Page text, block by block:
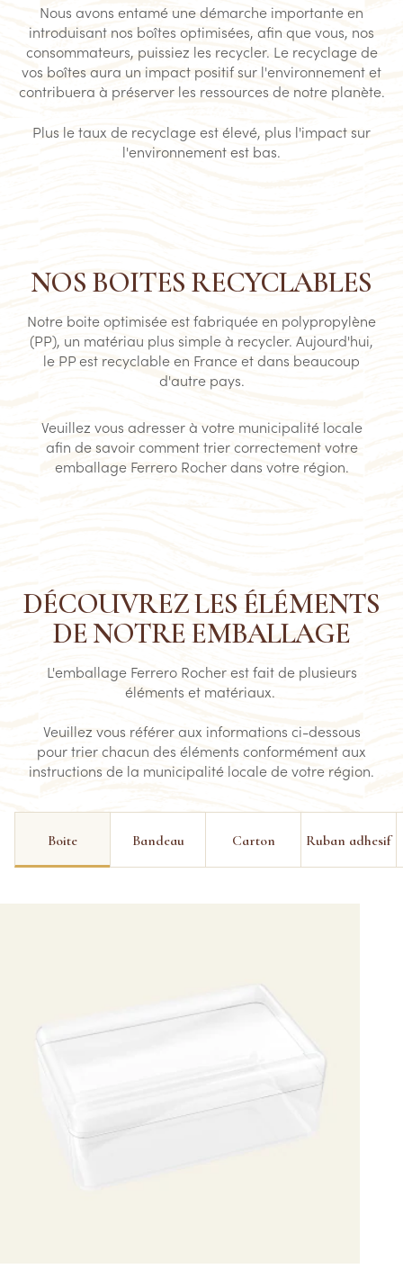
Nous avons entamé une démarche importante en
introduisant nos boîtes optimisées, afin que vous, nos
consommateurs, puissiez les recycler. Le recyclage de
vos boîtes aura un impact positif sur l'environnement et
contribuera à préserver les ressources de notre planète.
Plus le taux de recyclage est élevé, plus l'impact sur
l'environnement est bas.
NOS BOITES RECYCLABLES
Notre boite optimisée est fabriquée en polypropylène
(PP), un matériau plus simple à recycler. Aujourd'hui,
le PP est recyclable en France et dans beaucoup
d'autre pays.
Veuillez vous adresser à votre municipalité locale
afin de savoir comment trier correctement votre
emballage Ferrero Rocher dans votre région.
DÉCOUVREZ LES ÉLÉMENTS
DE NOTRE EMBALLAGE
L'emballage Ferrero Rocher est fait de plusieurs
éléments et matériaux.
Veuillez vous référer aux informations ci-dessous
pour trier chacun des éléments conformément aux
instructions de la municipalité locale de votre région.
Boite Bandeau Carton Ruban adhesif